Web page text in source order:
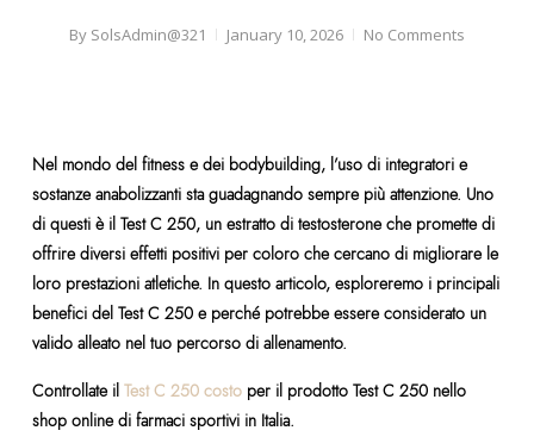
By SolsAdmin@321 January 10, 2026 No Comments
Nel mondo del fitness e dei bodybuilding, l’uso di integratori e
sostanze anabolizzanti sta guadagnando sempre più attenzione. Uno
di questi è il Test C 250, un estratto di testosterone che promette di
offrire diversi effetti positivi per coloro che cercano di migliorare le
loro prestazioni atletiche. In questo articolo, esploreremo i principali
benefici del Test C 250 e perché potrebbe essere considerato un
valido alleato nel tuo percorso di allenamento.
Controllate il Test C 250 costoper il prodotto Test C 250 nello
shop online di farmaci sportivi in Italia.